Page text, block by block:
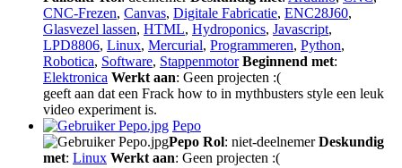
CNC-Frezen, Canvas, Digitale Fabricatie, ENC28J60,
Glasvezel lassen, HTML, Hydroponics, Javascript,
LPD8806, Linux, Mercurial, Programmeren, Python,
Robotica, Software, Stappenmotor Beginnend met:
Elektronica Werkt aan: Geen projecten :(
geeft aan dat een Frack how to in mythbusters style een leuk
video experiment is.
Pepo
Pepo Rol: niet-deelnemerDeskundig
met: Linux Werkt aan: Geen projecten :(